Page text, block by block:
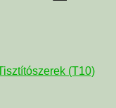
(T10)